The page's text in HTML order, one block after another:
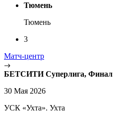
Тюмень
Тюмень
3
Матч-центр
БЕТСИТИ Суперлига, Финал
30 Мая 2026
УСК «Ухта». Ухта